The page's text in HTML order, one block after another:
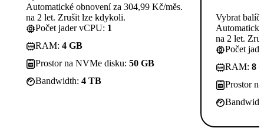
Automatické obnovení za 304,99 Kč/měs.
na 2 let. Zrušit lze kdykoli.
Počet jader vCPU: 1
RAM: 4 GB
Prostor na NVMe disku: 50 GB
Bandwidth: 4 TB
Vybrat
na 2 let.
Počet
RAM: 8
Prostor